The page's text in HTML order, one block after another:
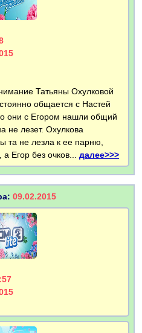
Татьяны Охулковой
общается с Настей
они с Егором нашли общий
не лезет. Охулкова
та не лезла к ее парню,
а Егор без очков... далее>>>
09.02.2015